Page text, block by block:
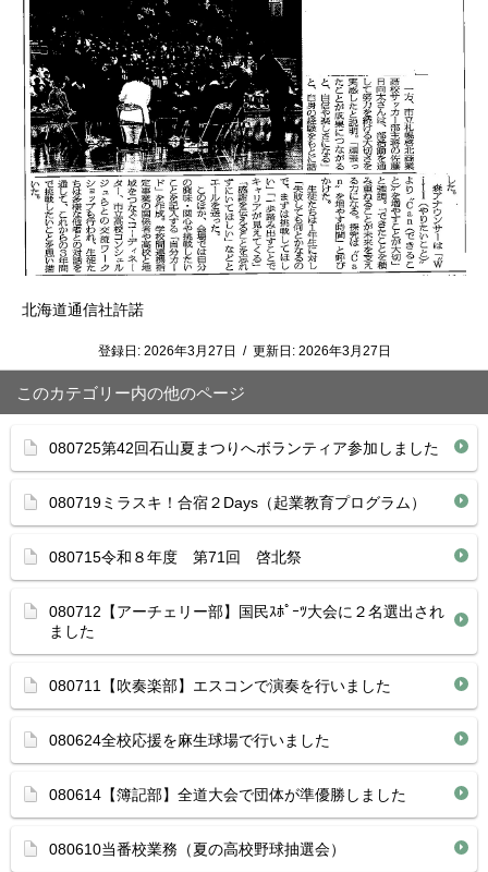
北海道通信社許諾
登録日: 2026年3月27日 / 更新日: 2026年3月27日
このカテゴリー内の他のページ
080725第42回石山夏まつりへボランティア参加しました
080719ミラスキ！合宿２Days（起業教育プログラム）
080715令和８年度 第71回 啓北祭
080712【アーチェリー部】国民ｽﾎﾟｰﾂ大会に２名選出され
ました
080711【吹奏楽部】エスコンで演奏を行いました
080624全校応援を麻生球場で行いました
080614【簿記部】全道大会で団体が準優勝しました
080610当番校業務（夏の高校野球抽選会）